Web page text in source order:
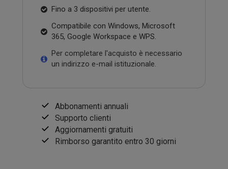
Fino a 3 dispositivi per utente.
Compatibile con Windows, Microsoft
365, Google Workspace e WPS.
Per completare l'acquisto è necessario
un indirizzo e-mail istituzionale.
Abbonamenti annuali
Supporto clienti
Aggiornamenti gratuiti
Rimborso garantito entro 30 giorni